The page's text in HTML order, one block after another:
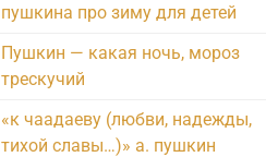
пушкина про зиму для детей
Пушкин — какая ночь, мороз
трескучий
«к чаадаеву (любви, надежды,
тихой славы…)» а. пушкин